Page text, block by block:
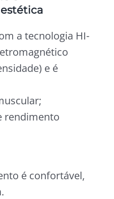
a tecnologia HI-
e é
rendimento
é confortável,